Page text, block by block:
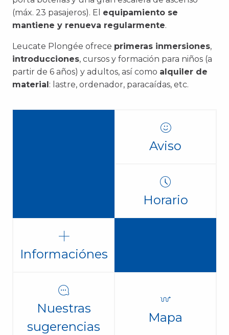
(máx. 23 pasajeros). El equipamiento se
mantiene y renueva regularmente.
Leucate Plongée ofrece primeras inmersiones,
introducciones, cursos y formación para niños (a
partir de 6 años) y adultos, así como alquiler de
material: lastre, ordenador, paracaídas, etc.
Aviso
Horario
Informaciónes
Nuestras
sugerencias
Mapa